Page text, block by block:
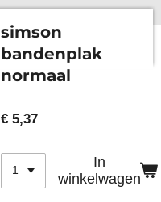
simson
bandenplak
normaal
€ 5,37
In
winkelwagen